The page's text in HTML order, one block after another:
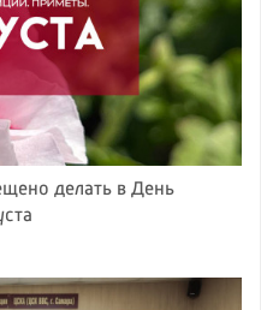
делать в День